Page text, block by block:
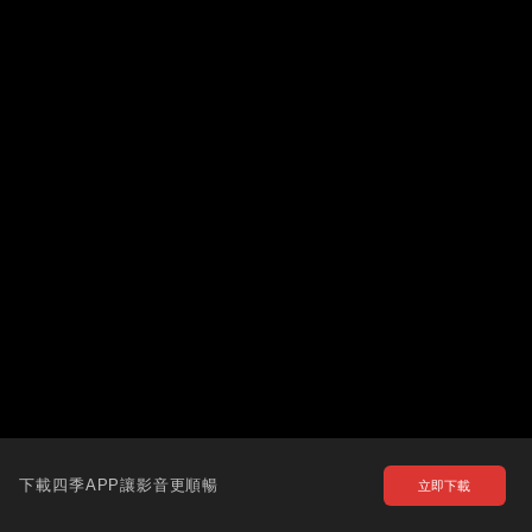
下載四季APP讓影音更順暢 立即下載